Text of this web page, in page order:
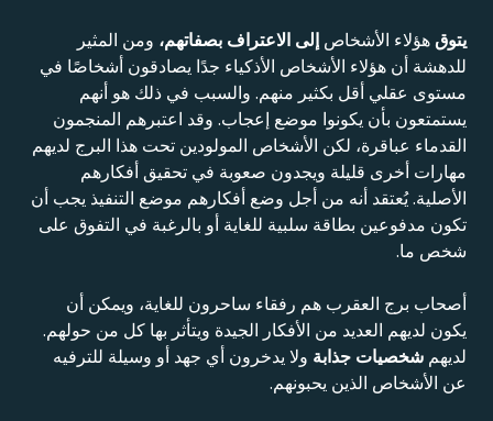
يتوقهؤلاء الأشخاص إلى الاعتراف بصفاتهم، ومن المثير
للدهشة أن هؤلاء الأشخاص الأذكياء جدًا يصادقون أشخاصًا في
مستوى عقلي أقل بكثير منهم. والسبب في ذلك هو أنهم
يستمتعون بأن يكونوا موضع إعجاب. وقد اعتبرهم المنجمون
القدماء عباقرة، لكن الأشخاص المولودين تحت هذا البرج لديهم
مهارات أخرى قليلة ويجدون صعوبة في تحقيق أفكارهم
الأصلية. يُعتقد أنه من أجل وضع أفكارهم موضع التنفيذ يجب أن
تكون مدفوعين بطاقة سلبية للغاية أو بالرغبة في التفوق على
شخص ما.
أصحاب برج العقرب هم رفقاء ساحرون للغاية، ويمكن أن
يكون لديهم العديد من الأفكار الجيدة ويتأثر بها كل من حولهم.
لديهم شخصيات جذابة ولا يدخرون أي جهد أو وسيلة للترفيه
عن الأشخاص الذين يحبونهم.